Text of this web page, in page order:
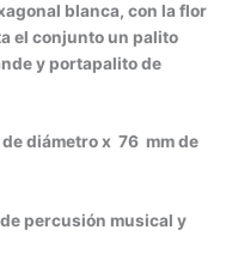
blanca, con la flor
el conjunto un palito
y portapalito de
diámetro x 76 mm de
percusión musical y